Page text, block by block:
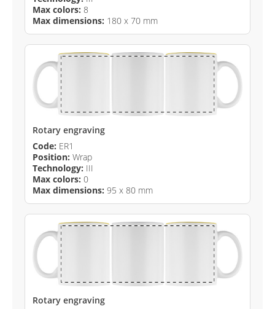
Max colors: 8
Max dimensions: 180 x 70 mm
Rotary engraving
Code: ER1
Position: Wrap
Technology: III
Max colors: 0
Max dimensions: 95 x 80 mm
Rotary engraving